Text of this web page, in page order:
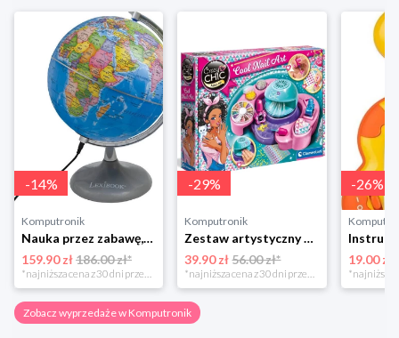
-14%
Komputronik
Nauka przez zabawę,zabawka edukacyjna,zabawka interaktywna Lexibook Globus Świecący Dzienny i Nocny PL LEXIBOOK
159.90 zł186.00 zł*
*najniższa cena z 30 dni przed obniżką
-29%
Komputronik
Zestaw artystyczny Clementoni Crazy chic Odjazdowe paznokcie 78771
39.90 zł 56.00 zł*
*najniższa cena z 30 dni przed obniżką
-26%
19.00 zł
Zobacz wyprzedaże w Komputronik